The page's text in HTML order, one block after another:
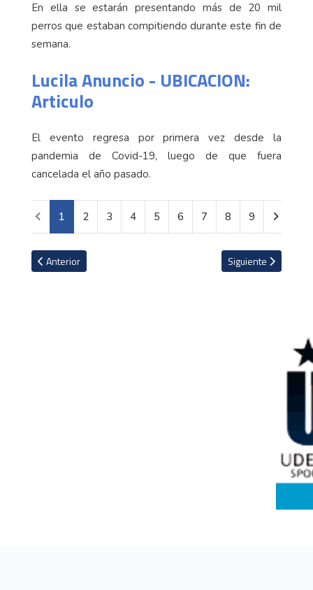
En ella se estarán presentando más de 20 mil
perros que estaban compitiendo durante este fin de
semana.
Lucila Anuncio - UBICACION:
Articulo
El evento regresa por primera vez desde la
pandemia de Covid-19, luego de que fuera
cancelada el año pasado.
1 2 3 4 5 6 7 8 9
Artículo anterior: Volkswagen presenta su icónica microbús de
Anterior Artículo siguiente:
Siguiente